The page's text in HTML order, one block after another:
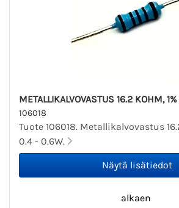
METALLIKALVOVASTUS 16.2 KOHM,
106018
Tuote 106018. Metallikalvovastus
0.4 - 0.6W.
alkaen